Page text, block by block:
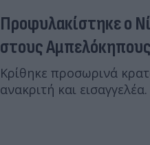
Προφυλακίστηκε ο
στους Αμπελόκηπους
Κρίθηκε προσωρινά
ανακριτή και εισαγγελέα.